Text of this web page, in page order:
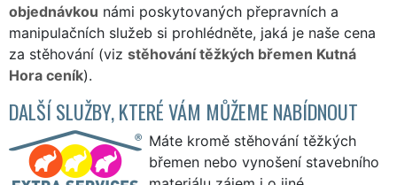
objednávkou námi poskytovaných přepravních a
manipulačních služeb si prohlédněte, jaká je naše cena
za stěhování (viz stěhování těžkých břemen Kutná
Hora ceník).
DALŠÍ SLUŽBY, KTERÉ VÁM MŮŽEME NABÍDNOUT
Máte kromě stěhování těžkých
břemen nebo vynošení stavebního